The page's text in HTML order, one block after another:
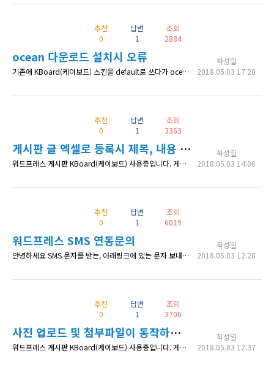
추천
0
답변
1
조회
2884
ocean 다운로드 설치시 오류
기존에 KBoard(케이보드) 스킨을 default로 쓰다가 ocean 다운로드로 바꿨는데 레이아웃이 깨지고 워드프레스 관리자 로그인시 보이던 관리자 상단 메뉴도 사라집니다. ocean-download 스킨 적용전 화면 ocean-download 적용후 연락처: 010-85902054
작성일
2018.05.03 17:20
추천
0
답변
1
조회
3363
게시판 글 엑셀로 등록시 제목, 내용 등 글자가 깨집니다.
워드프레스 게시판 KBoard(케이보드) 사용중입니다. 게시판 글 엑셀로 등록시 제목, 내용 등 글자가 깨집니다. 어떻게 올려야 하나요? csv(쉼표로 분리) utf-8 로 저장 했습니다.
작성일
2018.05.03 14:06
추천
0
답변
1
조회
6019
워드프레스 SMS 연동문의
안녕하세요 SMS 문자를 받는, 아래링크에 있는 문자 보내기 기능을 워드프레스에서 이용하려면 http://www.sbi-patnus.net/sbi/sub01_1.html 회원관리 플러그인으로 해서 연동하는게 맞지요? 추가 플러그인이 필요한지 궁금해서 문의드립니다. 글을 보다가 회원관리 플러그인에서 가능하다는 글을 본거 같아서요. 감사합니다.
작성일
2018.05.03 12:28
추천
0
답변
1
조회
3706
사진 업로드 및 첨부파일이 동작하지 않습니다.
워드프레스 게시판 KBoard(케이보드) 사용중입니다. 게시판에 사진을 첨부하거나 혹은 첨부파일을 올리는 것 모두 작동이 되지 않습니다.. 업로드 용량 문제는 아닌것 같은데.. 카페24 문제일까요. http://community.kclouder.com/cloud/
작성일
2018.05.03 12:37